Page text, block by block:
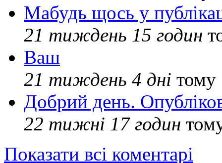
Мабудь щось у
21 тиждень 15 годин
Ваш
21 тиждень 4 дні тому
Добрий день.
22 тижні 17 годин
Показати всі коментарі